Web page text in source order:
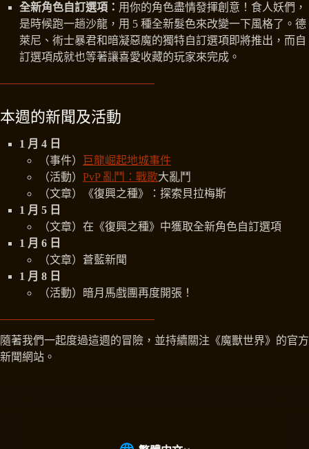
全新角色自訂選項： 用你的角色盡情發揮創意！食人妖們，
是時候跑一趟沙龍，用 5 種全新髮色來改變一下風格了。德
萊尼、術士暴君和暗凝惡魔的獨特自訂選項即將推出，而自
訂選項成就也等著讓喜愛收藏的玩家來完成。
本週的新聞及活動
1 月 4 日
（事件）
巨龍崛起地城事件
（活動） PvP 亂鬥：戰歌大亂鬥
（文章）《復興之種》：探索貝拉梅斯
1 月 5 日
（文章）在《復興之種》中獲取全新角色自訂選項
1 月 6 日
（文章）蒼藍新聞
1 月 8 日
（活動）暗月馬戲團再度開張！
隨著我們一起度過這週的冒險，並持續關注《魔獸世界》的官方
新聞網站。